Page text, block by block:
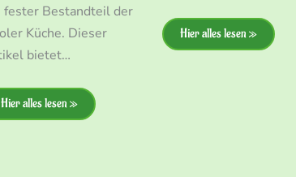
fester Bestandteil der
Küche. Dieser
bietet…
Hier alles lesen »
Hier alles lesen »